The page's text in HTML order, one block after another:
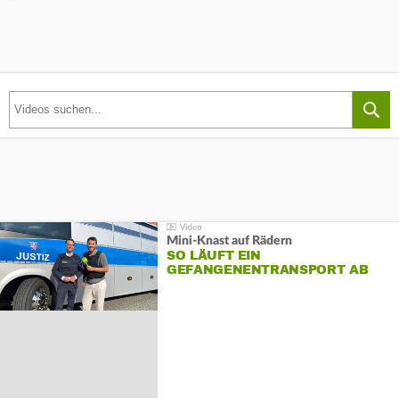
Mini-Knast auf Rädern
SO LÄUFT EIN
GEFANGENENTRANSPORT AB